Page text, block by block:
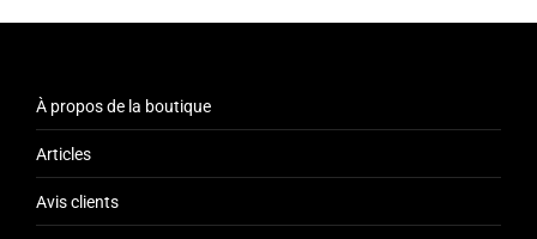
À propos de la boutique
Articles
Avis clients